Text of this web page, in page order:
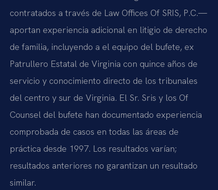
contratados a través de Law Offices Of SRIS, P.C.—
aportan experiencia adicional en litigio de derecho
de familia, incluyendo a el equipo del bufete, ex
Patrullero Estatal de Virginia con quince años de
servicio y conocimiento directo de los tribunales
del centro y sur de Virginia. El Sr. Sris y los Of
Counsel del bufete han documentado experiencia
comprobada de casos en todas las áreas de
práctica desde 1997. Los resultados varían;
resultados anteriores no garantizan un resultado
similar.